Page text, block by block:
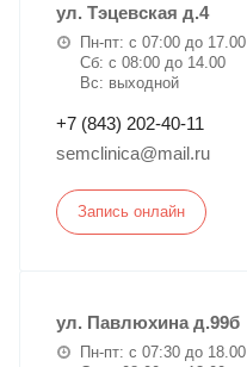
ул. Тэцевская д.4
Пн-пт: с 07:00 до 17.00
Сб: с 08:00 до 14.00
Вс: выходной
+7 (843) 202-40-11
semclinica@mail.ru
Запись онлайн
ул. Павлюхина д.99б
Пн-пт: с 07:30 до 18.00